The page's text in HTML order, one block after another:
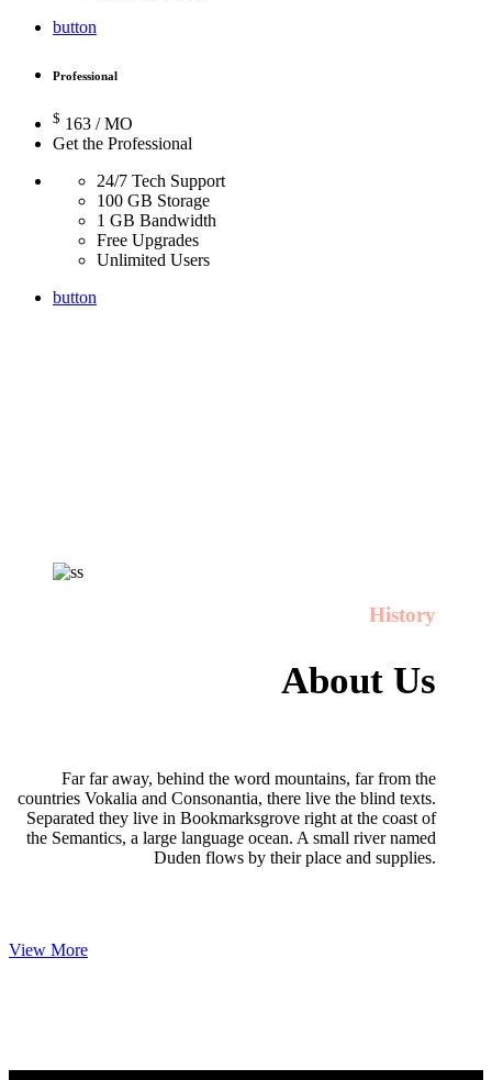
button
Professional
$ 163 / MO
Get the Professional
24/7 Tech Support
100 GB Storage
1 GB Bandwidth
Free Upgrades
Unlimited Users
button
History
About Us
Far far away, behind the word mountains, far from the
countries Vokalia and Consonantia, there live the blind texts.
Separated they live in Bookmarksgrove right at the coast of
the Semantics, a large language ocean. A small river named
Duden flows by their place and supplies.
View More